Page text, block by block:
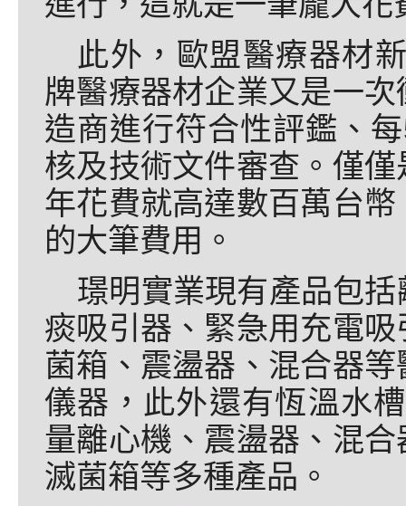
此外，歐盟醫療器材
牌醫療器材企業又是一
造商進行符合性評鑑、
核及技術文件審查。僅
年花費就高達數百萬台
的大筆費用。
璟明實業現有產品包
痰吸引器、緊急用充電
菌箱、震盪器、混合器
儀器，此外還有恆溫水
量離心機、震盪器、混
滅菌箱等多種產品。